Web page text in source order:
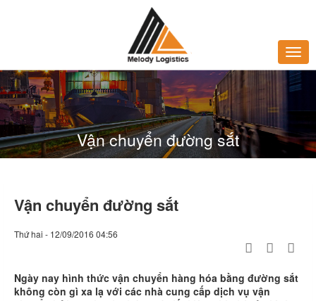
Vận chuyển đường sắt
Vận chuyển đường sắt
Thứ hai - 12/09/2016 04:56
Ngày nay hình thức vận chuyển hàng hóa bằng đường sắt
không còn gì xa lạ với các nhà cung cấp dịch vụ vận